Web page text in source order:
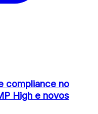
compliance no
High e novos